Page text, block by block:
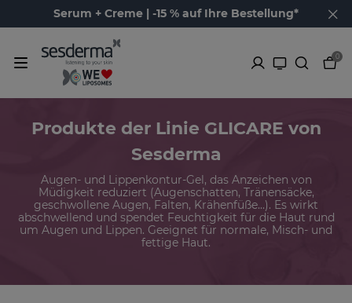
Serum + Creme | -15 % auf Ihre Bestellung*
0
Produkte der Linie GLICARE von
Sesderma
Augen- und Lippenkontur-Gel, das Anzeichen von
Müdigkeit reduziert (Augenschatten, Tränensäcke,
geschwollene Augen, Falten, Krähenfüße...). Es wirkt
abschwellend und spendet Feuchtigkeit für die Haut rund
um Augen und Lippen. Geeignet für normale, Misch- und
fettige Haut.